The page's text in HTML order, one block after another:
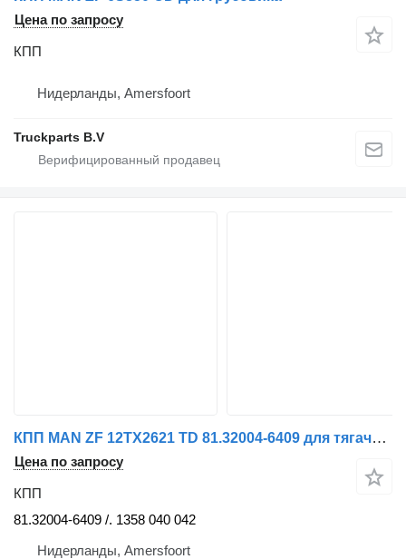
Цена по запросу
КПП
Нидерланды, Amersfoort
Truckparts B.V
КПП MAN ZF 12TX2621 TD 81.32004-6409 для тягача MAN TGS/TGX
Цена по запросу
КПП
81.32004-6409 /. 1358 040 042
Нидерланды, Amersfoort